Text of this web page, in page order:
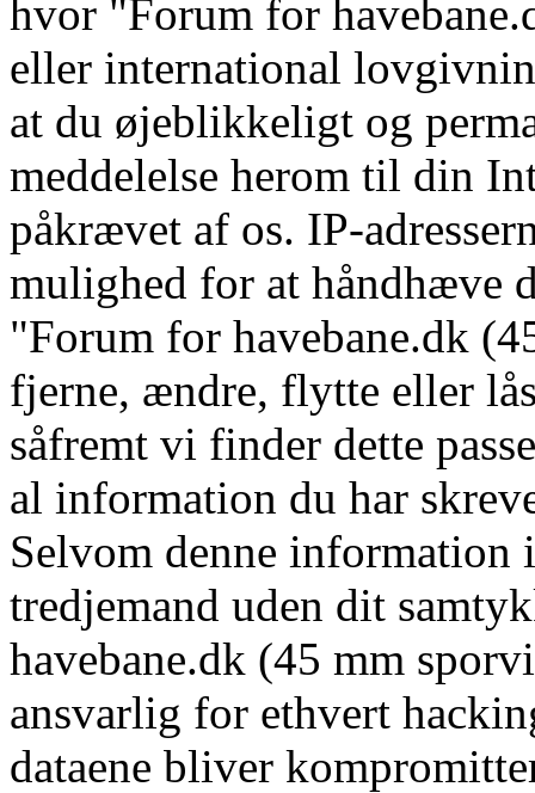
hvor "Forum for
eller international
at du øjeblikkeligt og
meddelelse herom til din
påkrævet af os. IP-
mulighed for at håndhæve
"Forum for havebane.dk
fjerne, ændre, flytte eller
såfremt vi finder dette
al information du har
Selvom denne
tredjemand uden dit
havebane.dk (45 mm
ansvarlig for ethvert
dataene bliver